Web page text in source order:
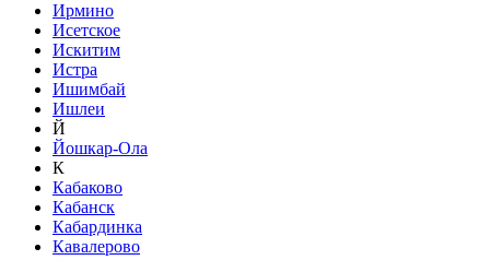
Ирмино
Исетское
Искитим
Истра
Ишимбай
Ишлеи
Й
Йошкар-Ола
К
Кабаково
Кабанск
Кабардинка
Кавалерово